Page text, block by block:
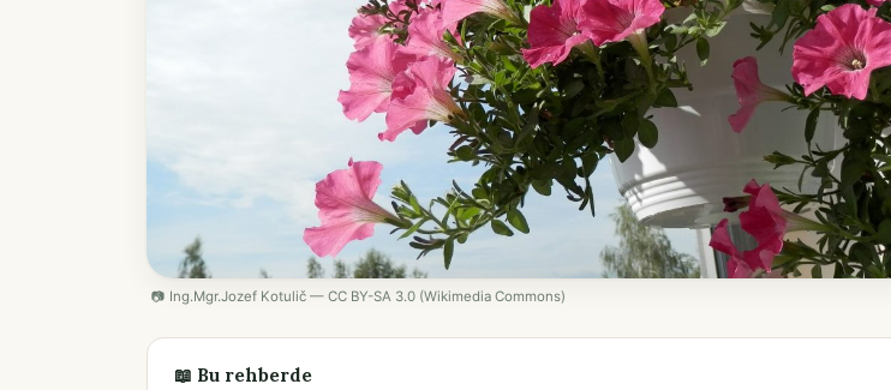
📷 Ing.Mgr.Jozef Kotulič — CC BY-SA 3.0 (Wikimedia Commons)
📖 Bu rehberde